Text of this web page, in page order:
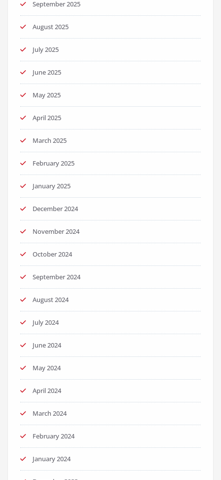
September 2025
August 2025
July 2025
June 2025
May 2025
April 2025
March 2025
February 2025
January 2025
December 2024
November 2024
October 2024
September 2024
August 2024
July 2024
June 2024
May 2024
April 2024
March 2024
February 2024
January 2024